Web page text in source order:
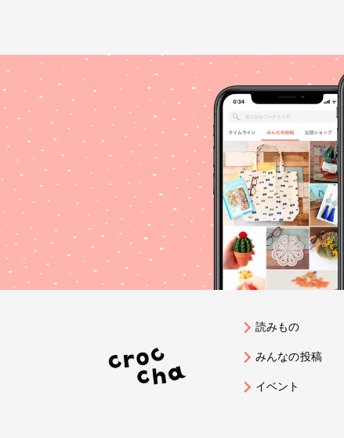
読みもの
みんなの投稿
イベント